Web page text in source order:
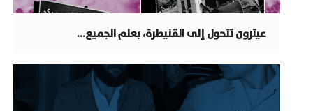
عيترون تتحول إلى القنيطرة، بعلم الجميع…